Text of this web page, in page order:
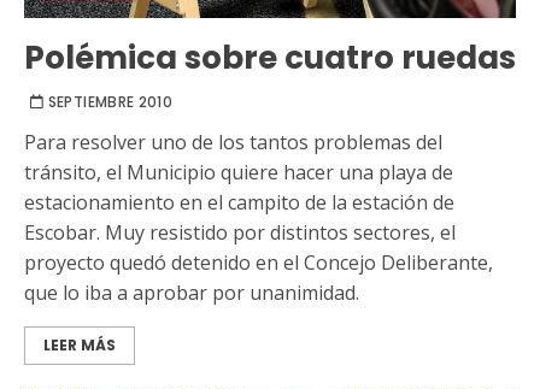
Polémica sobre cuatro ruedas
SEPTIEMBRE 2010
Para resolver uno de los tantos problemas del
tránsito, el Municipio quiere hacer una playa de
estacionamiento en el campito de la estación de
Escobar. Muy resistido por distintos sectores, el
proyecto quedó detenido en el Concejo Deliberante,
que lo iba a aprobar por unanimidad.
LEER MÁS